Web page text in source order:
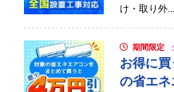
け・取り外...
期間限定
お得に
の省エネ